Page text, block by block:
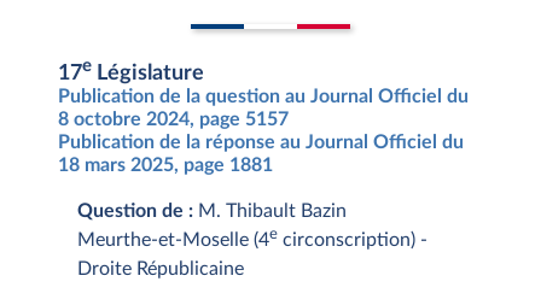
17e Législature
Publication de la question au Journal Officiel du
8 octobre 2024, page 5157
Publication de la réponse au Journal Officiel du
18 mars 2025, page 1881
Question de : M. Thibault Bazin
Meurthe-et-Moselle (4e circonscription) -
Droite Républicaine